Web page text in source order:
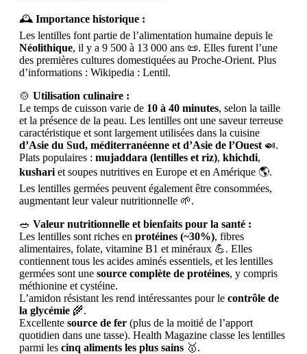
🕰️ Importance historique :
Les lentilles font partie de l’alimentation humaine depuis le
Néolithique, il y a 9 500 à 13 000 ans 📜. Elles furent l’une
des premières cultures domestiquées au Proche-Orient. Plus
d’informations : Wikipedia : Lentil.
🍲 Utilisation culinaire :
Le temps de cuisson varie de 10 à 40 minutes, selon la taille
et la présence de la peau. Les lentilles ont une saveur terreuse
caractéristique et sont largement utilisées dans la cuisine
d’Asie du Sud, méditerranéenne et d’Asie de l’Ouest 🍛.
Plats populaires : mujaddara (lentilles et riz), khichdi,
kushari et soupes nutritives en Europe et en Amérique 🌎.
Les lentilles germées peuvent également être consommées,
augmentant leur valeur nutritionnelle 🌱.
🥗 Valeur nutritionnelle et bienfaits pour la santé :
Les lentilles sont riches en protéines (~30%), fibres
alimentaires, folate, vitamine B1 et minéraux 💪. Elles
contiennent tous les acides aminés essentiels, et les lentilles
germées sont une source complète de protéines, y compris
méthionine et cystéine.
L’amidon résistant les rend intéressantes pour le contrôle de
la glycémie 🌾.
Excellente source de fer (plus de la moitié de l’apport
quotidien dans une tasse). Health Magazine classe les lentilles
parmi les cinq aliments les plus sains 🥇.